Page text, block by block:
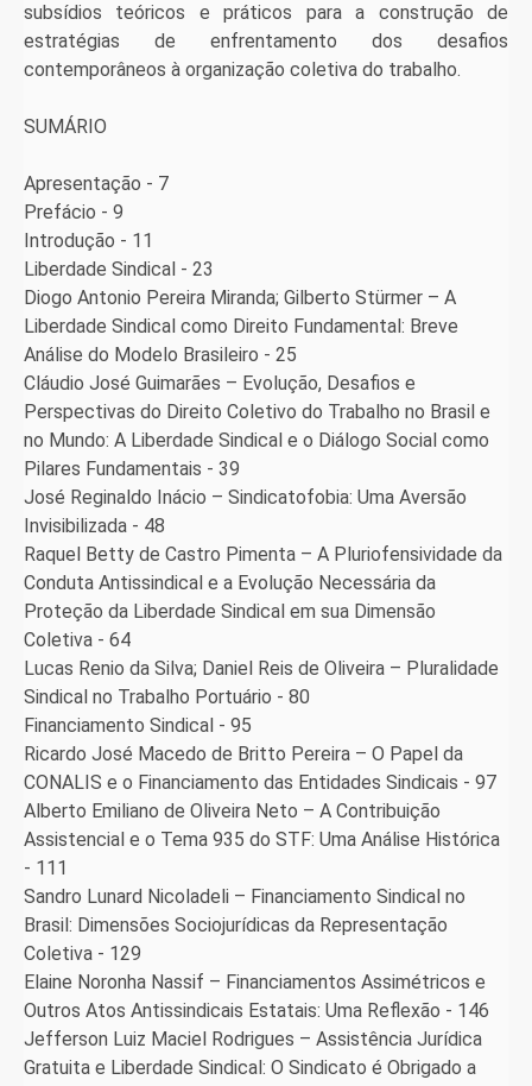
subsídios teóricos e práticos para a construção de
estratégias de enfrentamento dos desafios
contemporâneos à organização coletiva do trabalho.
SUMÁRIO
Apresentação - 7
Prefácio - 9
Introdução - 11
Liberdade Sindical - 23
Diogo Antonio Pereira Miranda; Gilberto Stürmer – A
Liberdade Sindical como Direito Fundamental: Breve
Análise do Modelo Brasileiro - 25
Cláudio José Guimarães – Evolução, Desafios e
Perspectivas do Direito Coletivo do Trabalho no Brasil e
no Mundo: A Liberdade Sindical e o Diálogo Social como
Pilares Fundamentais - 39
José Reginaldo Inácio – Sindicatofobia: Uma Aversão
Invisibilizada - 48
Raquel Betty de Castro Pimenta – A Pluriofensividade da
Conduta Antissindical e a Evolução Necessária da
Proteção da Liberdade Sindical em sua Dimensão
Coletiva - 64
Lucas Renio da Silva; Daniel Reis de Oliveira – Pluralidade
Sindical no Trabalho Portuário - 80
Financiamento Sindical - 95
Ricardo José Macedo de Britto Pereira – O Papel da
CONALIS e o Financiamento das Entidades Sindicais - 97
Alberto Emiliano de Oliveira Neto – A Contribuição
Assistencial e o Tema 935 do STF: Uma Análise Histórica
- 111
Sandro Lunard Nicoladeli – Financiamento Sindical no
Brasil: Dimensões Sociojurídicas da Representação
Coletiva - 129
Elaine Noronha Nassif – Financiamentos Assimétricos e
Outros Atos Antissindicais Estatais: Uma Reflexão - 146
Jefferson Luiz Maciel Rodrigues – Assistência Jurídica
Gratuita e Liberdade Sindical: O Sindicato é Obrigado a